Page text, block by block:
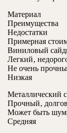
Материал
Преимущества
Недостатки
Примерная
Виниловый
Легкий‚
Не очень
Низкая
Металлический
Прочный‚
Может быть
Средняя